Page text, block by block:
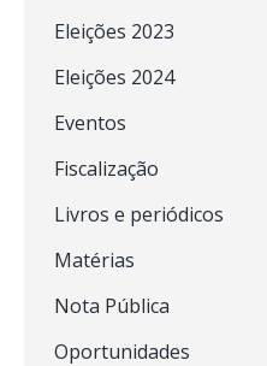
Eleições 2023
Eleições 2024
Eventos
Fiscalização
Livros e periódicos
Matérias
Nota Pública
Oportunidades